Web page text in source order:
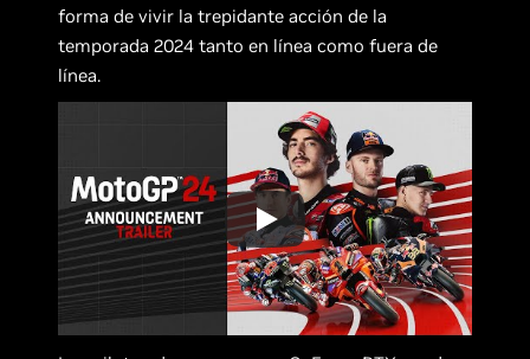
forma de vivir la trepidante acción de la
temporada 2024 tanto en línea como fuera de
línea.